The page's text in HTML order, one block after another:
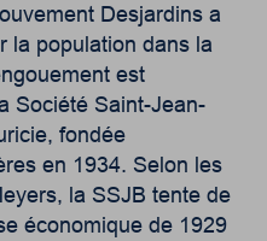
Desjardins a
la population dans la
est
Société Saint-Jean-
fondée
en 1934. Selon les
la SSJB tente de
économique de 1929